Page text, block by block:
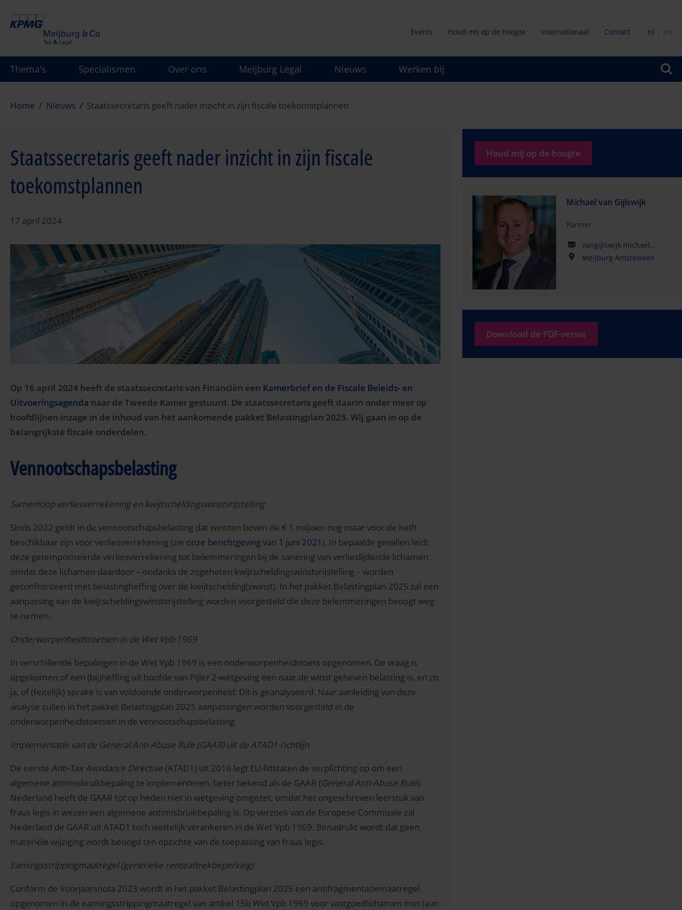
gaan
Secundair
menu
Events Houd mij op de hoogte Internationaal Contact nl en
Thema's Specialismen Over ons Meijburg Legal Nieuws Werken bij
Home Nieuws Staatssecretaris geeft nader inzicht in zijn fiscale toekomstplannen
Staatssecretaris geeft nader inzicht in zijn fiscale
toekomstplannen
17 april 2024
Op 16 april 2024 heeft de staatssecretaris van Financiën een Kamerbrief en de Fiscale Beleids- en
Uitvoeringsagenda naar de Tweede Kamer gestuurd. De staatssecretaris geeft daarin onder meer op
hoofdlijnen inzage in de inhoud van het aankomende pakket Belastingplan 2025. Wij gaan in op de
belangrijkste fiscale onderdelen.
Vennootschapsbelasting
Samenloop verliesverrekening en kwijtscheldingswinstvrijstelling
Sinds 2022 geldt in de vennootschapsbelasting dat winsten boven de € 1 miljoen nog maar voor de helft
beschikbaar zijn voor verliesverrekening (zie onze berichtgeving van 1 juni 2021 ). In bepaalde gevallen leidt
deze getemporiseerde verliesverrekening tot belemmeringen bij de sanering van verlieslijdende lichamen,
omdat deze lichamen daardoor – ondanks de zogeheten kwijtscheldingswinstvrijstelling – worden
geconfronteerd met belastingheffing over de kwijtschelding(swinst). In het pakket Belastingplan 2025 zal een
aanpassing van de kwijtscheldingswinstvrijstelling worden voorgesteld die deze belemmeringen beoogt weg
te nemen.
Onderworpenheidstoetsen in de Wet Vpb 1969
In verschillende bepalingen in de Wet Vpb 1969 is een onderworpenheidstoets opgenomen. De vraag is
opgekomen of een (bij)heffing uit hoofde van Pijler 2-wetgeving een naar de winst geheven belasting is, en zo
ja, of (feitelijk) sprake is van voldoende onderworpenheid. Dit is geanalyseerd. Naar aanleiding van deze
analyse zullen in het pakket Belastingplan 2025 aanpassingen worden voorgesteld in de
onderworpenheidstoetsen in de vennootschapsbelasting.
Implementatie van de General Anti-Abuse Rule (GAAR) uit de ATAD1-richtlijn
De eerste Anti-Tax Avoidance Directive (ATAD1) uit 2016 legt EU-lidstaten de verplichting op om een
algemene antimisbruikbepaling te implementeren, beter bekend als de GAAR (General Anti-Abuse Rule).
Nederland heeft de GAAR tot op heden niet in wetgeving omgezet, omdat het ongeschreven leerstuk van
fraus legis in wezen een algemene antimisbruikbepaling is. Op verzoek van de Europese Commissie zal
Nederland de GAAR uit ATAD1 toch wettelijk verankeren in de Wet Vpb 1969. Benadrukt wordt dat geen
materiële wijziging wordt beoogd ten opzichte van de toepassing van fraus legis.
Earningsstrippingmaatregel (generieke renteaftrekbeperking)
Conform de Voorjaarsnota 2023 wordt in het pakket Belastingplan 2025 een antifragmentatiemaatregel
opgenomen in de earningsstrippingmaatregel van artikel 15b Wet Vpb 1969 voor vastgoedlichamen met (aan
Houd mij op de hoogte
Michael van Gijlswijk
Partner
vangijlswijk.michael@kpmg.com
Meijburg Amstelveen
Download de PDF-versie